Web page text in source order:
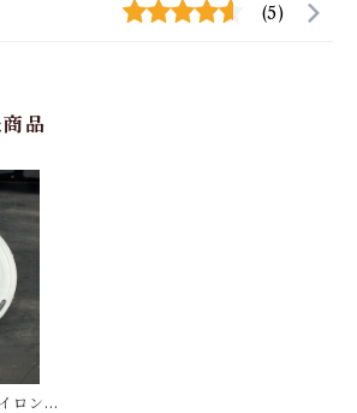
(5)
品
ロンカ